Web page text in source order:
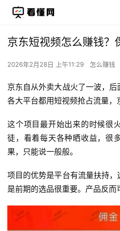
京东短视频怎么赚钱？
2026年2月28日 上午11:29 怎么赚钱
京东自从外卖大战火了一波，
各大平台都用短视频抢占流量，
这个项目最开始出来的时候很
徒，看着每天各种晒收益，很
果，只能说一般般。
项目的优势是平台有流量扶持
是前期的选品很重要。产品反而